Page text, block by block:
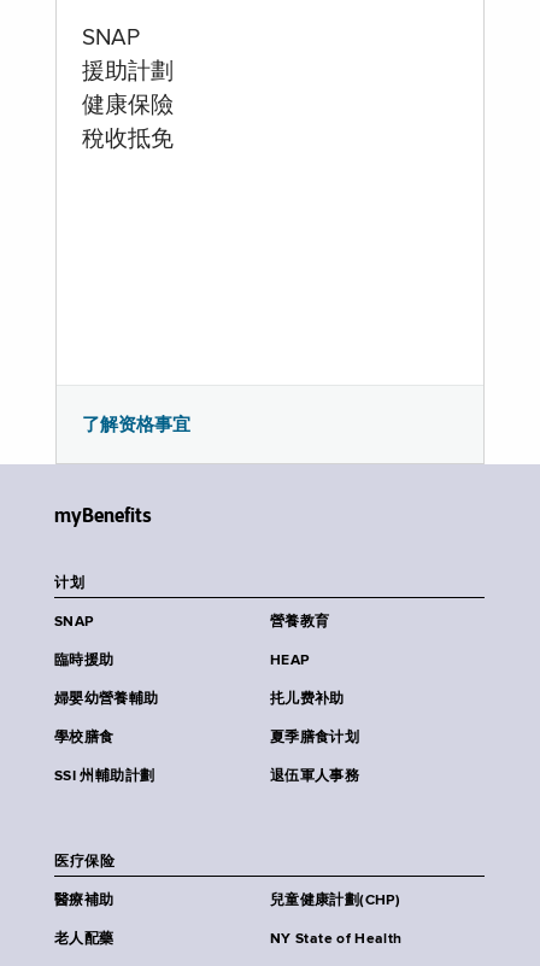
SNAP
援助計劃
健康保險
稅收抵免
了解资格事宜
myBenefits
计划
SNAP 營養教育
臨時援助 HEAP
婦嬰幼營養輔助 扥儿费补助
學校膳食 夏季膳食计划
SSI 州輔助計劃 退伍軍人事務
医疗保险
醫療補助 兒童健康計劃(CHP)
老人配藥 NY State of Health